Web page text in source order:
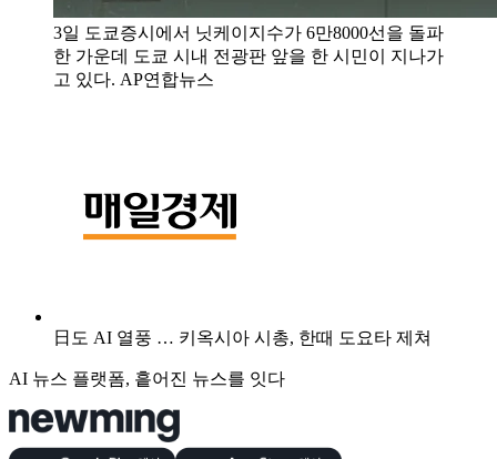
3일 도쿄증시에서 닛케이지수가 6만8000선을 돌파
한 가운데 도쿄 시내 전광판 앞을 한 시민이 지나가
고 있다. AP연합뉴스
日도 AI 열풍 … 키옥시아 시총, 한때 도요타 제쳐
AI 뉴스 플랫폼, 흩어진 뉴스를 잇다